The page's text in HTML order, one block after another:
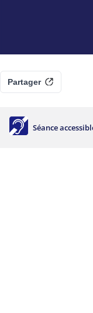
Partager
Séance